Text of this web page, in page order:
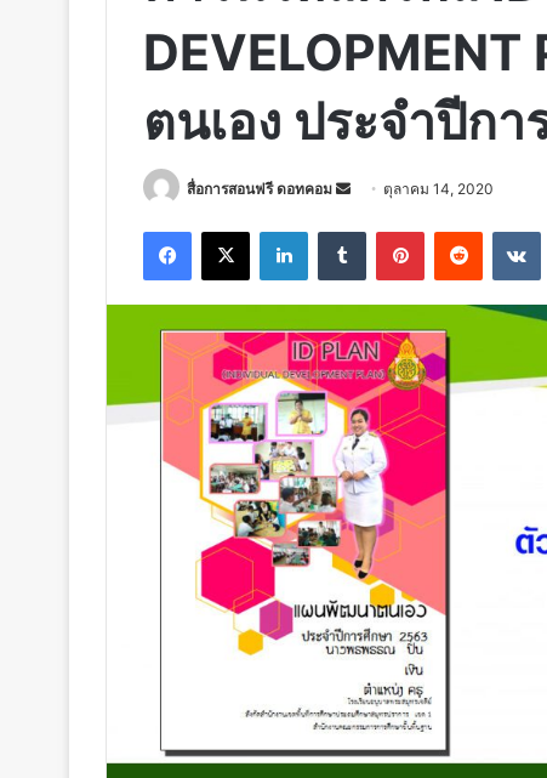
ตนเอง ประจำปีก
สื่อการสอนฟรี ดอทคอม
Send ตุลาคม 14, 2020
Facebook
X LinkedInTumblr PinterestReddit